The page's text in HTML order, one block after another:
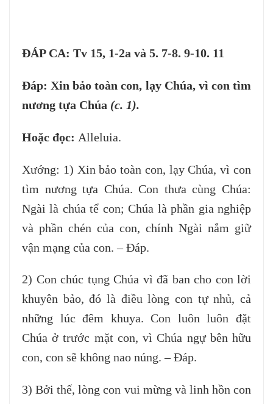
ĐÁP CA: Tv 15, 1-2a và 5. 7-8. 9-10. 11
Đáp: Xin bảo toàn con, lạy Chúa, vì con tìm
nương tựa Chúa (c. 1).
Hoặc đọc: Alleluia.
Xướng: 1) Xin bảo toàn con, lạy Chúa, vì con
tìm nương tựa Chúa. Con thưa cùng Chúa:
Ngài là chúa tể con; Chúa là phần gia nghiệp
và phần chén của con, chính Ngài nắm giữ
vận mạng của con. – Đáp.
2) Con chúc tụng Chúa vì đã ban cho con lời
khuyên bảo, đó là điều lòng con tự nhủ, cả
những lúc đêm khuya. Con luôn luôn đặt
Chúa ở trước mặt con, vì Chúa ngự bên hữu
con, con sẽ không nao núng. – Đáp.
3) Bởi thế, lòng con vui mừng và linh hồn con